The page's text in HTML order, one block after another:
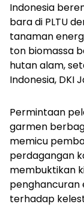
Indonesia
bara di PLTU
tanaman
ton biomassa
hutan alam,
Indonesia, DKI
Permintaan
garmen
memicu
perdagangan
membuktikan
penghancuran
terhadap